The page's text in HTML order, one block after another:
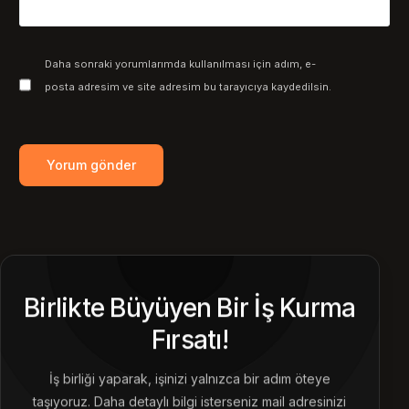
Daha sonraki yorumlarımda kullanılması için adım, e-
posta adresim ve site adresim bu tarayıcıya kaydedilsin.
Birlikte Büyüyen Bir İş Kurma
Fırsatı!
İş birliği yaparak, işinizi yalnızca bir adım öteye
taşıyoruz. Daha detaylı bilgi isterseniz mail adresinizi